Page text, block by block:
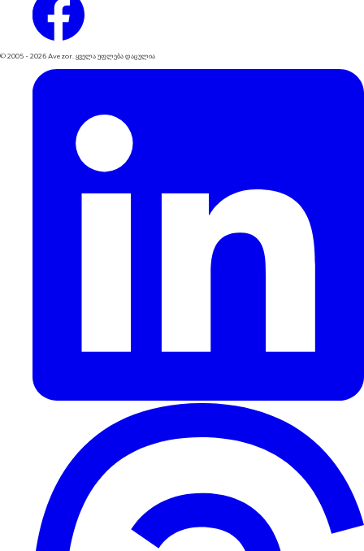
© 2005 - 2026Avezor.ყველა უფლება დაცულია